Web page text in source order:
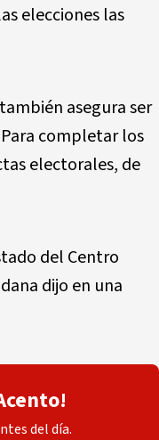
elecciones las
asegura ser
completar los
electorales, de
del Centro
dijo en una
del día.